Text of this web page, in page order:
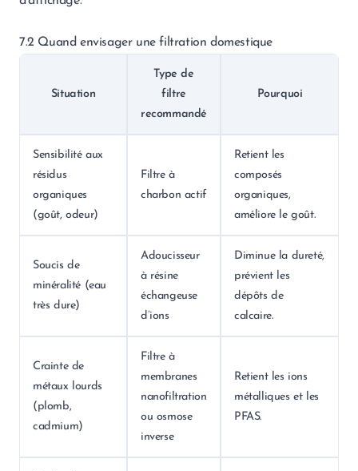
7.2 Quand envisager une filtration domestique
Situation
Type de
filtre
recommandé
Pourquoi
Sensibilité aux
résidus
organiques
(goût, odeur)
Filtre à
charbon actif
Retient les
composés
organiques,
améliore le goût.
Soucis de
minéralité (eau
très dure)
Adoucisseur
à résine
échangeuse
d’ions
Diminue la dureté,
prévient les
dépôts de
calcaire.
Crainte de
métaux lourds
(plomb,
cadmium)
Filtre à
membranes
nanofiltration
ou osmose
inverse
Retient les ions
métalliques et les
PFAS.